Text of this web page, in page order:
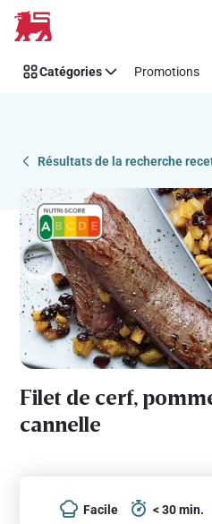
Passer
Recipe
Details
Catégories Promotions
Résultats de la recherche
Filet de cerf,
cannelle
Facile < 30 min.